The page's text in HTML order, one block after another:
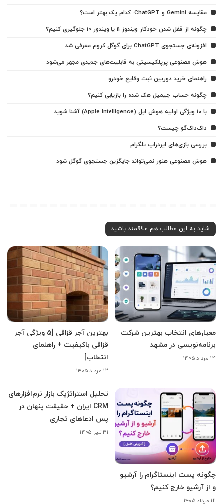
مقایسه Gemini و ChatGPT: کدام یک بهتر است؟
چگونه از قفل شدن خودکار ویندوز 11 یا ویندوز 10 جلوگیری کنیم؟
افزونه‌ی جستجوی ChatGPT برای گوگل کروم معرفی شد
هوش مصنوعی پرپلکیسیتی به قابلیت‌های جدیدی مجهز می‌شود
راهنمای خرید دوربین ثبت وقایع خودرو
چگونه حساب جیمیل هک شده را بازیابی کنیم؟
با ۱۰ ویژگی اولیه هوش اپل (Apple Intelligence) آشنا شوید
داک‌داک‌گو چیست؟
بررسی بازی‌های ایردراپ تلگرام
هوش مصنوعی هنوز نمی‌تواند جایگزین جستجوی گوگل شود
شاید به این مطالب هم علاقمند باشید
معیارهای انتخاب بهترین شرکت
برنامه‌نویسی در مشهد
۱۴ مرداد ۱۴۰۵
بهترین آجر قزاقی [5 ویژگی آجر
قزاقی باکیفیت + راهنمای
انتخاب]
۱۲ مرداد ۱۴۰۵
چگونه پست اینستاگرام را آرشیو
و از آرشیو خارج کنیم؟
۱۲ مرداد ۱۴۰۵
تحلیل استراتژیک بازار نرم‌افزارهای
CRM ایران + حقیقت پنهان در
پس ادعاهای تجاری
۳۱ تیر ۱۴۰۵